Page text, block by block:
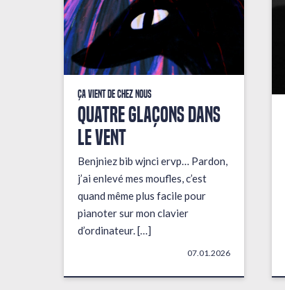
Ça vient de chez nous
QUATRE GLAÇONS DANS
LE VENT
Benjniez bib wjnci ervp… Pardon,
j’ai enlevé mes moufles, c’est
quand même plus facile pour
pianoter sur mon clavier
d’ordinateur. […]
07.01.2026